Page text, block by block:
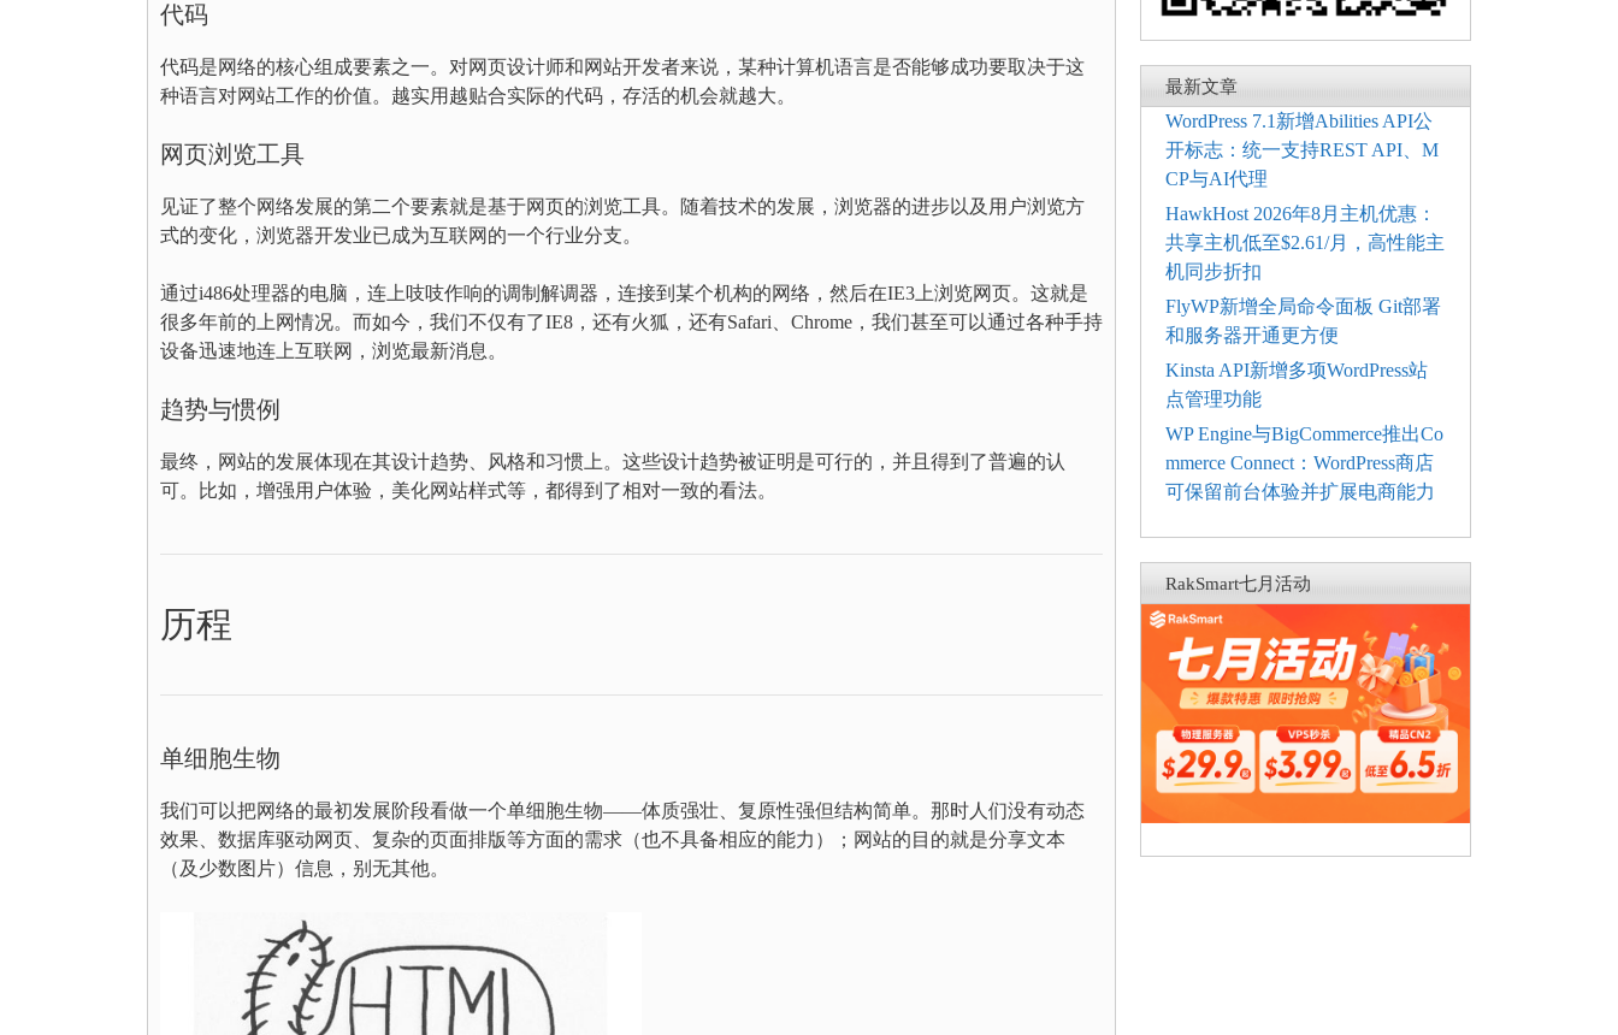
代码
代码是网络的核心组成要素之一。对网页设计师和网站开发者来说，某种计算机语言是否能够成功要取决于这
种语言对网站工作的价值。越实用越贴合实际的代码，存活的机会就越大。
网页浏览工具
见证了整个网络发展的第二个要素就是基于网页的浏览工具。随着技术的发展，浏览器的进步以及用户浏览方
式的变化，浏览器开发业已成为互联网的一个行业分支。
通过i486处理器的电脑，连上吱吱作响的调制解调器，连接到某个机构的网络，然后在IE3上浏览网页。这就是
很多年前的上网情况。而如今，我们不仅有了IE8，还有火狐，还有Safari、Chrome，我们甚至可以通过各种手持
设备迅速地连上互联网，浏览最新消息。
趋势与惯例
最终，网站的发展体现在其设计趋势、风格和习惯上。这些设计趋势被证明是可行的，并且得到了普遍的认
可。比如，增强用户体验，美化网站样式等，都得到了相对一致的看法。
历程
单细胞生物
我们可以把网络的最初发展阶段看做一个单细胞生物——体质强壮、复原性强但结构简单。那时人们没有动态
效果、数据库驱动网页、复杂的页面排版等方面的需求（也不具备相应的能力）；网站的目的就是分享文本
（及少数图片）信息，别无其他。
最新文章
WordPress 7.1新增Abilities API公
开标志：统一支持REST API、M
CP与AI代理
HawkHost 2026年8月主机优惠：
共享主机低至$2.61/月，高性能主
机同步折扣
FlyWP新增全局命令面板 Git部署
和服务器开通更方便
Kinsta API新增多项WordPress站
点管理功能
WP Engine与BigCommerce推出Co
mmerce Connect：WordPress商店
可保留前台体验并扩展电商能力
RakSmart七月活动